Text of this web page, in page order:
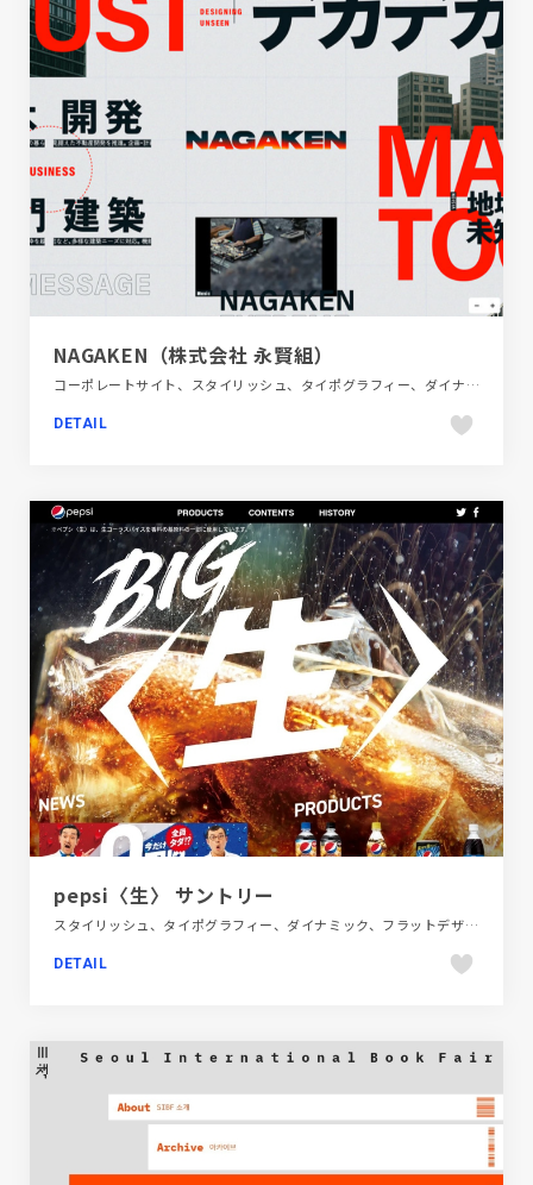
NAGAKEN（株式会社 永賢組）
コーポレートサイト、スタイリッシュ、タイポグラフィー、ダイナミック、ホワイト系、建設・住宅・不動産
DETAIL
pepsi〈生〉 サントリー
スタイリッシュ、タイポグラフィー、ダイナミック、フラットデザイン、ブラック系 、ブランド・サービスサイト、ブルー系、ポップ、レッド系、商品紹介、大きめ写真、飲料・食品
DETAIL